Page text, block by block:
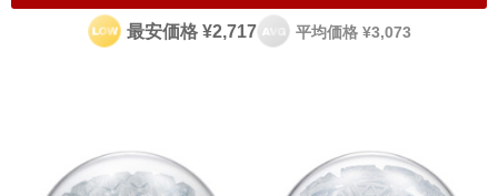
最安価格 ¥2,717 平均価格 ¥3,073